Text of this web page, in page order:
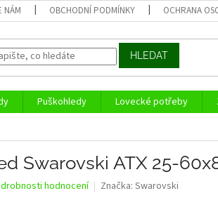
NÁM OBCHODNÍ PODMÍNKY OCHRANA
HLEDAT
Puškohledy Lovecké potřeby
Swarovski ATX 25-
hodnocení Značka: Swarovski